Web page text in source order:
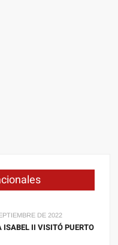
DE 2022
ISABEL II VISITÓ PUERTO